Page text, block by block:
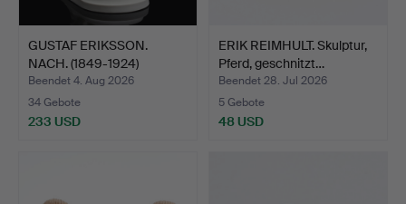
GUSTAF ERIKSSON.
NACH. (1849-1924)
Skulptu…
Beendet 4. Aug 2026
34 Gebote
233 USD
ERIK REIMHULT. Skulptur,
Pferd, geschnitzt…
Beendet 28. Jul 2026
5 Gebote
48 USD